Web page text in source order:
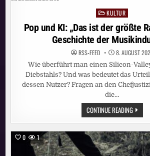
Posted
in
KULTUR
Pop und KI: „Das ist der größte
Geschichte der
RSS-FEED 8. AUGUST
Wie überführt man einen Silicon-
Diebstahls? Und was bedeutet das
dessen Nutzer? Fragen an den
die…
CONTINUE READINGPOP
UND
KI:
„DAS
IST
DER
0 1